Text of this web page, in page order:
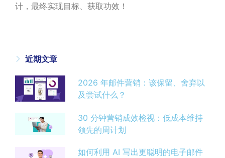
计，最终实现目标、获取功效！
近期文章
2026 年邮件营销：该保留、舍弃以
及尝试什么？
30 分钟营销成效检视：低成本维持
领先的周计划
如何利用 AI 写出更聪明的电子邮件